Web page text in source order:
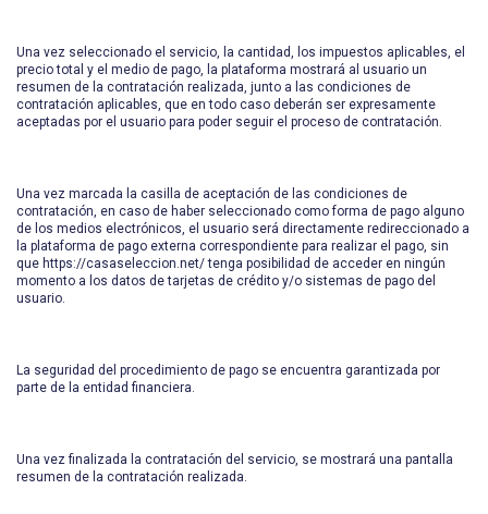
Una vez seleccionado el servicio, la cantidad, los impuestos aplicables, el
precio total y el medio de pago, la plataforma mostrará al usuario un
resumen de la contratación realizada, junto a las condiciones de
contratación aplicables, que en todo caso deberán ser expresamente
aceptadas por el usuario para poder seguir el proceso de contratación.
Una vez marcada la casilla de aceptación de las condiciones de
contratación, en caso de haber seleccionado como forma de pago alguno
de los medios electrónicos, el usuario será directamente redireccionado a
la plataforma de pago externa correspondiente para realizar el pago, sin
que https://casaseleccion.net/ tenga posibilidad de acceder en ningún
momento a los datos de tarjetas de crédito y/o sistemas de pago del
usuario.
La seguridad del procedimiento de pago se encuentra garantizada por
parte de la entidad financiera.
Una vez finalizada la contratación del servicio, se mostrará una pantalla
resumen de la contratación realizada.